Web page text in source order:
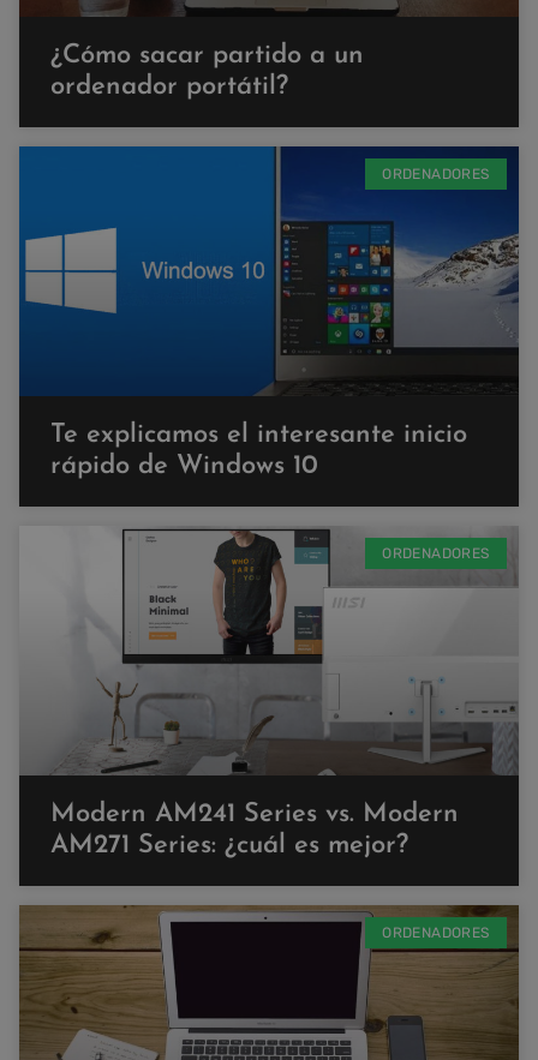
¿Cómo sacar partido a un
ordenador portátil?
ORDENADORES
Te explicamos el interesante inicio
rápido de Windows 10
ORDENADORES
Modern AM241 Series vs. Modern
AM271 Series: ¿cuál es mejor?
ORDENADORES